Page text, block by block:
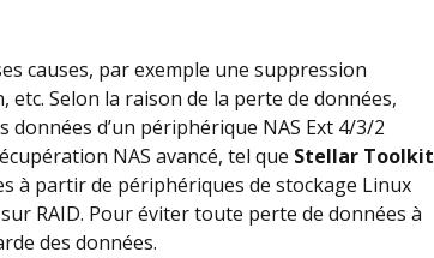
causes, par exemple une suppression
Selon la raison de la perte de données,
d’un périphérique NAS Ext 4/3/2
NAS avancé, tel que Stellar Toolkit
à partir de périphériques de stockage Linux
RAID. Pour éviter toute perte de données à
des données.